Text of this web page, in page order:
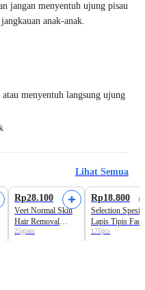
jangan menyentuh ujung pisau
anak-anak.
menyentuh langsung ujung
Lihat Semua
Rp28.100
Veet Normal Skin
Hair Removal
Cream
25gram
Rp18.800
Selection Spesial
Lapis Tipis
Cotton
175pcs